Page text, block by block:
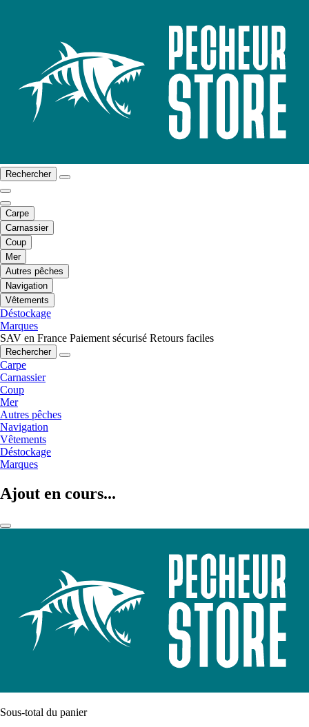
Rechercher
Carpe
Carnassier
Coup
Mer
Autres pêches
Navigation
Vêtements
Déstockage
Marques
SAV en France Paiement sécurisé Retours faciles
Rechercher
Carpe
Carnassier
Coup
Mer
Autres pêches
Navigation
Vêtements
Déstockage
Marques
Ajout en cours...
Sous-total du panier